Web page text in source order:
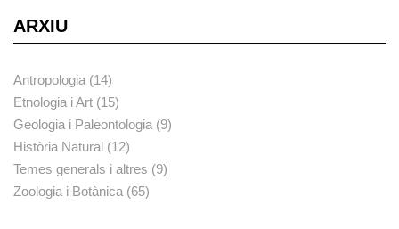
ARXIU
Antropologia (14)
Etnologia i Art (15)
Geologia i Paleontologia (9)
Història Natural (12)
Temes generals i altres (9)
Zoologia i Botànica (65)